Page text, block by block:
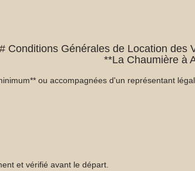
# Conditions Générales de Location des
à
ou accompagnées d'un représentant
et vérifié avant le départ.